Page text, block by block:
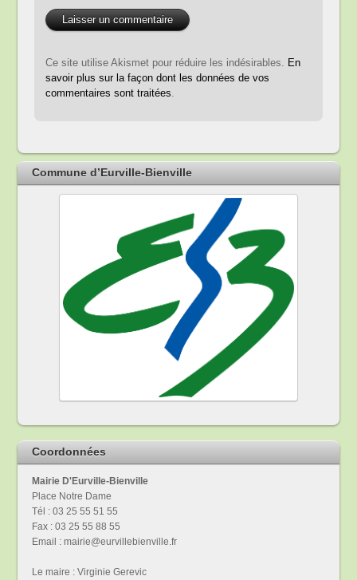
Ce site utilise Akismet pour réduire les indésirables.
En
savoir plus sur la façon dont les données de vos
commentaires sont traitées
Commune d’Eurville-Bienville
Coordonnées
Mairie D'Eurville-Bienville
Place Notre Dame
Tél : 03 25 55 51 55
Fax : 03 25 55 88 55
Email : mairie@eurvillebienville.fr
Le maire : Virginie Gerevic